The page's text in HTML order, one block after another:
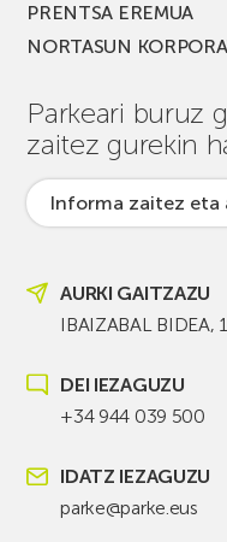
PRENTSA EREMUA
NORTASUN
Parkeari buruz
zaitez gurekin
Informa zaitez eta
AURKI GAITZAZU
IBAIZABAL BIDEA,
DEI IEZAGUZU
+34 944 039 500
IDATZ IEZAGUZU
parke@parke.eus